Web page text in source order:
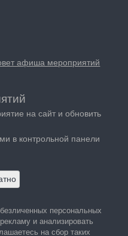
афиша мероприятий
на сайт и обновить
в контрольной панели
персональных
и анализировать
на сбор таких